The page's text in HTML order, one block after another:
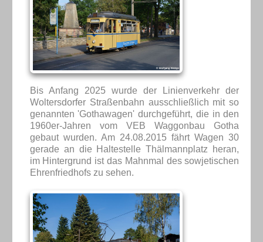
Bis Anfang 2025 wurde der Linienverkehr der
Woltersdorfer Straßenbahn ausschließlich mit so
genannten 'Gothawagen' durchgeführt, die in den
1960er-Jahren vom VEB Waggonbau Gotha
gebaut wurden. Am 24.08.2015 fährt Wagen 30
gerade an die Haltestelle Thälmannplatz heran,
im Hintergrund ist das Mahnmal des sowjetischen
Ehrenfriedhofs zu sehen.